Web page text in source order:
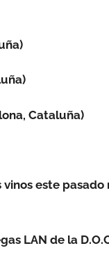
Cataluña)
este pasado
LAN de la